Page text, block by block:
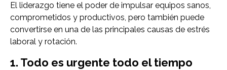
El liderazgo tiene el poder de impulsar equipos sanos,
comprometidos y productivos, pero también puede
convertirse en una de las principales causas de estrés
laboral y rotación.
1. Todo es urgente todo el tiempo